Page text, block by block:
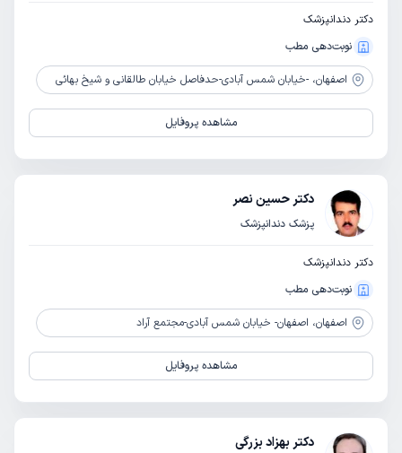
دکتر دندانپزشک
نوبت‌دهی مطب
اصفهان، -خیابان شمس آبادی-حدفاصل خیابان طالقانی و شیخ بهائی
مشاهده پروفایل
دکتر حسین نصر
پزشک دندانپزشک
دکتر دندانپزشک
نوبت‌دهی مطب
اصفهان، اصفهان- خیابان شمس آبادی-مجتمع آراد
مشاهده پروفایل
دکتر بهزاد بزرگی